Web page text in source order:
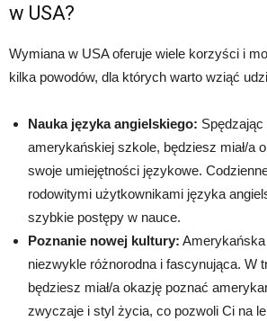
w USA?
Wymiana w USA oferuje wiele korzyści i
kilka powodów, dla których warto wziąć
Nauka języka angielskiego:
amerykańskiej szkole, będziesz miał/a
swoje umiejętności językowe.
rodowitymi użytkownikami języka
szybkie postępy w nauce.
Poznanie nowej kultury:
niezwykle różnorodna i fascynująca. W
będziesz miał/a okazję poznać
zwyczaje i styl życia, co pozwoli Ci na